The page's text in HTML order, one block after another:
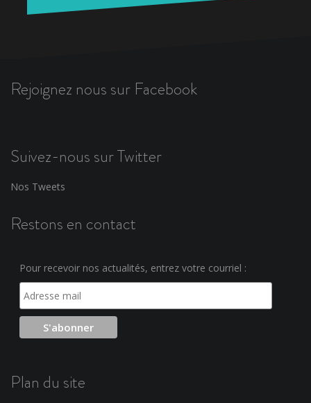
Rejoignez nous sur Facebook
Suivez-nous sur Twitter
Nos Tweets
Restons en contact
Pour recevoir nos actualités, entrez votre courriel :
Plan du site